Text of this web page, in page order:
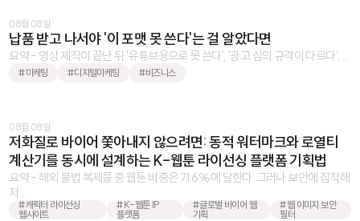
08월 08일
납품 받고 나서야 '이 포맷 못 쓴다'는 걸 알았다면
요약 - 영상 제작이 끝난 뒤 '유튜브용으로 못 쓴다', '광고 심의 규격이 다르다', ...
#마케팅 #디지털마케팅 #비즈니스
08월 08일
저화질로 바이어 쫓아내지 않으려면: 동적 워터마크와 로열티
계산기를 동시에 설계하는 K-웹툰 라이선싱 플랫폼 기획법
요약 - 해외 불법 복제물 중 웹툰 비중은 71.6%에 달한다. 그러나 보안에 집착해
저 ...
#캐릭터 라이선싱
웹사이트
#K-웹툰 IP
플랫폼
#글로벌 바이어 웹
기획
#웹 이미지 보안
필터